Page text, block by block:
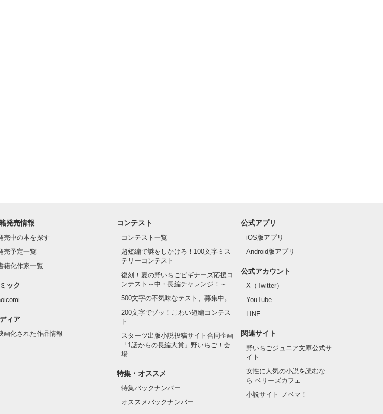
発売情報
売中の本を探す
売予定一覧
籍化作家一覧
ック
ィア
画化された作品情報
コンテスト
コンテスト一覧
超短編で謎をしかけろ！100文字ミス
テリーコンテスト
復刻！夏の野いちごビギナーズ応援コ
ンテスト～中・長編チャレンジ！～
500文字の不気味なテスト、募集中。
200文字でゾッ！こわい短編コンテス
ト
スターツ出版小説投稿サイト合同企画
「1話からの長編大賞」野いちご！会
場
特集・オススメ
特集バックナンバー
オススメバックナンバー
公式アプリ
iOS版アプリ
Android版アプリ
公式アカウント
X（Twitter）
YouTube
LINE
関連サイト
野いちごジュニア文庫公式サ
イト
女性に人気の小説を読むな
ら ベリーズカフェ
小説サイト ノベマ！